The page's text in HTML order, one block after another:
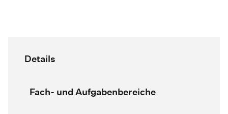
Details
Fach- und Aufgabenbereiche